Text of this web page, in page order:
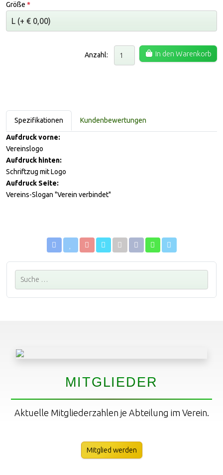
Größe *
Anzahl: In den Warenkorb
Spezifikationen Kundenbewertungen
Aufdruck vorne
Vereinslogo
Aufdruck hinten
Schriftzug mit Logo
Aufdruck Seite
Vereins-Slogan "Verein verbindet"
MITGLIEDER
Aktuelle Mitgliederzahlen je Abteilung im Verein.
Mitglied werden